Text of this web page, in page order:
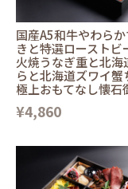
国産A5和牛やわら
きと特選ローストビ
火焼うなぎ重と北海
らと北海道ズワイ蟹
極上おもてなし懐石
¥4,860